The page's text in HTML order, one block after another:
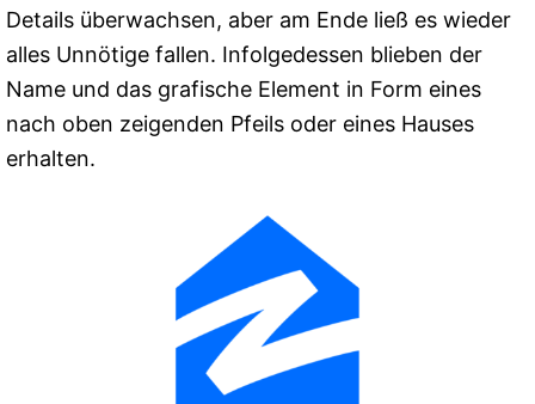
Details überwachsen, aber am Ende ließ es wieder
alles Unnötige fallen. Infolgedessen blieben der
Name und das grafische Element in Form eines
nach oben zeigenden Pfeils oder eines Hauses
erhalten.